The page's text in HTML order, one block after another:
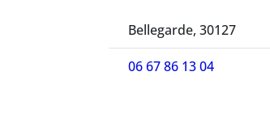
Bellegarde, 30127
06 67 86 13 04